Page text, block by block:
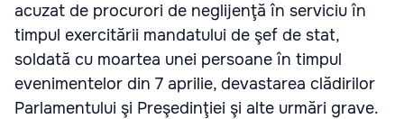
acuzat de procurori de neglijenţă în serviciu în
timpul exercitării mandatului de şef de stat,
soldată cu moartea unei persoane în timpul
evenimentelor din 7 aprilie, devastarea clădirilor
Parlamentului şi Preşedinţiei şi alte urmări grave.